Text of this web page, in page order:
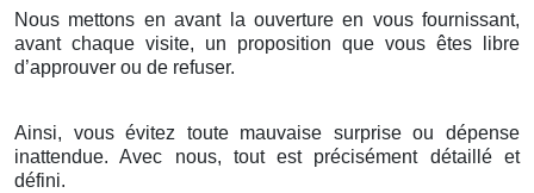
Nous mettons en avant la ouverture en vous fournissant,
avant chaque visite, un proposition que vous êtes libre
d’approuver ou de refuser.
Ainsi, vous évitez toute mauvaise surprise ou dépense
inattendue. Avec nous, tout est précisément détaillé et
défini.